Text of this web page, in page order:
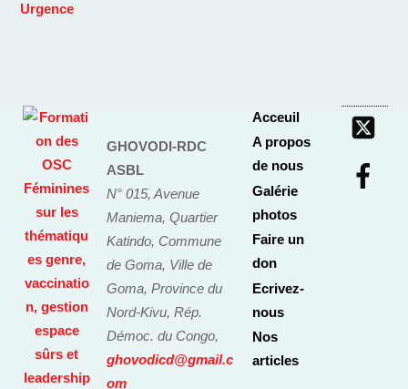
Urgence
GHOVODI-RDC
ASBL
N° 015, Avenue
Maniema, Quartier
Katindo, Commune
de Goma, Ville de
Goma, Province du
Nord-Kivu, Rép.
Démoc. du Congo,
ghovodicd@gmail.c
om
Acceuil
A propos
de nous
Galérie
photos
Faire un
don
Ecrivez-
nous
Nos
articles